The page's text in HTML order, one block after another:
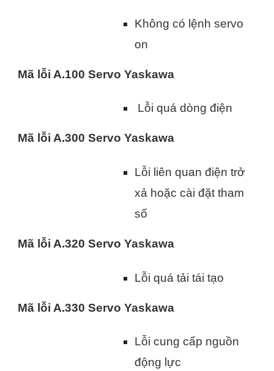
Không có lệnh servo
on
Mã lỗi A.100 Servo Yaskawa
Lỗi quá dòng điện
Mã lỗi A.300 Servo Yaskawa
Lỗi liên quan điện trở
xả hoặc cài đặt tham
số
Mã lỗi A.320 Servo Yaskawa
Lỗi quá tải tái tạo
Mã lỗi A.330 Servo Yaskawa
Lỗi cung cấp nguồn
động lực